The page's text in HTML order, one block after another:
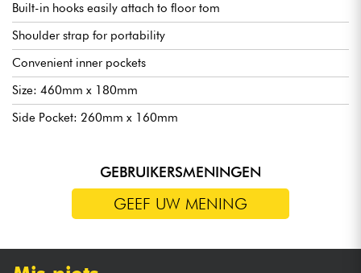
Built-in hooks easily attach to floor tom
Shoulder strap for portability
Convenient inner pockets
Size: 460mm x 180mm
Side Pocket: 260mm x 160mm
GEBRUIKERSMENINGEN
GEEF UW MENING